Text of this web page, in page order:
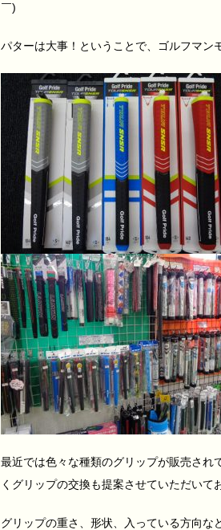
￣)
パターは大事！ということで、ゴルフマン
最近では色々な種類のグリップが販売され
くグリップの交換も提案させていただいて
グリップの重さ、形状、入っている方向な